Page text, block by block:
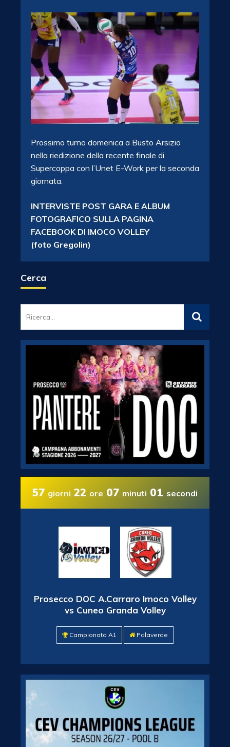
Prossimo turno domenica a Busto Arsizio
nella riedizione della recente finale di
Supercoppa con l’Unet E-Work per la seconda
giornata.
INTERVISTE POST GARA E ALBUM
FOTOGRAFICO SULLA PAGINA
FACEBOOK DI IMOCO VOLLEY
(foto Gregolin)
Cerca
57 giorni 22 ore 07 minuti 00 secondi
Prosecco DOC A.Carraro Imoco Volley
vs Cuneo Granda Volley
Campionato A1 Palaverde